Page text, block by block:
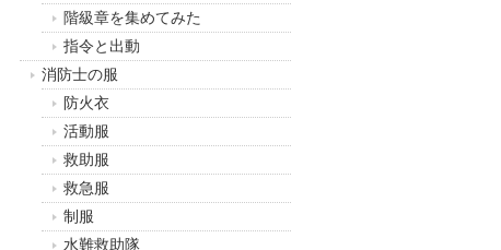
階級章を集めてみた
指令と出動
消防士の服
防火衣
活動服
救助服
救急服
制服
水難救助隊